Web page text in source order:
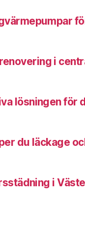
i
lösningen för
du läckage
i